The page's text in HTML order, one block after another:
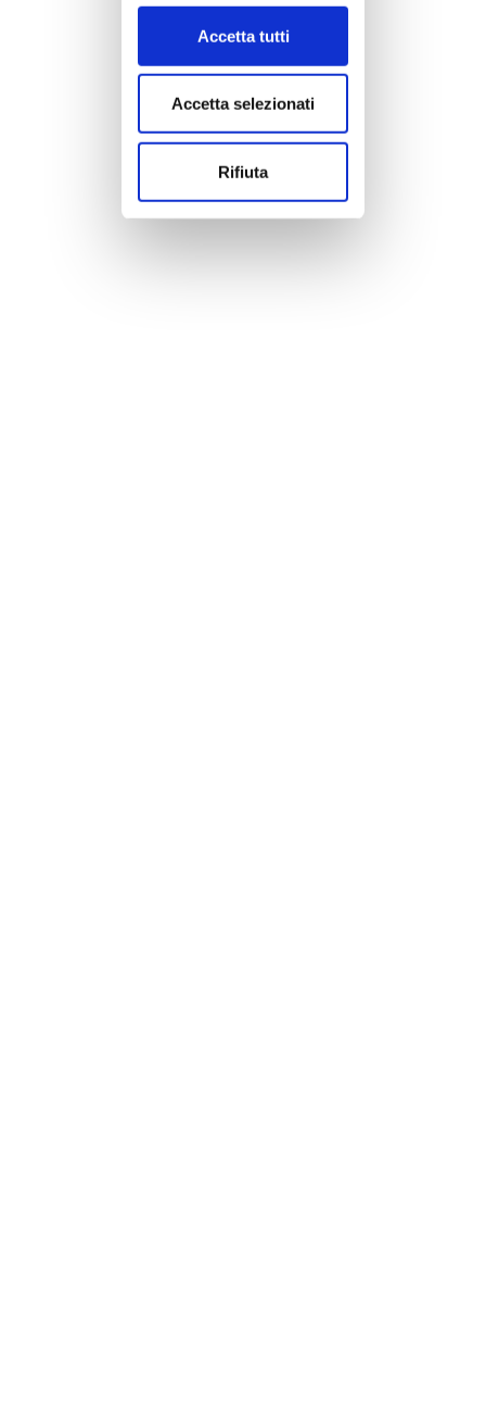
Accetta tutti
Accetta selezionati
Rifiuta